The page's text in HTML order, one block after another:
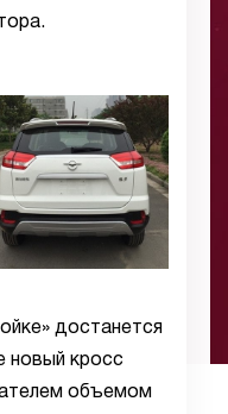
достанется
новый кросс
объемом